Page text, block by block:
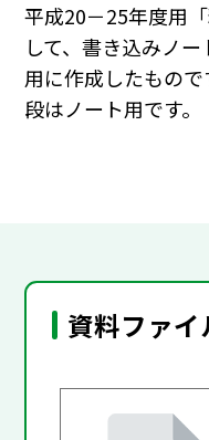
平成20－25年度用
して、書き込みノ
用に作成したもの
段はノート用です。
資料ファイ